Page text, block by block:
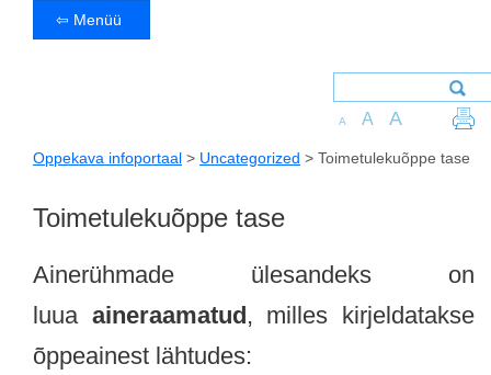
⇦ Menüü
A A A
Oppekava infoportaal > Uncategorized > Toimetulekuõppe tase
Toimetulekuõppe tase
Ainerühmade ülesandeks on
luua aineraamatud, milles kirjeldatakse
õppeainest lähtudes: